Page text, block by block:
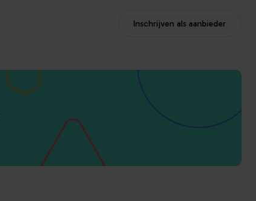
Inschrijven als aanbieder